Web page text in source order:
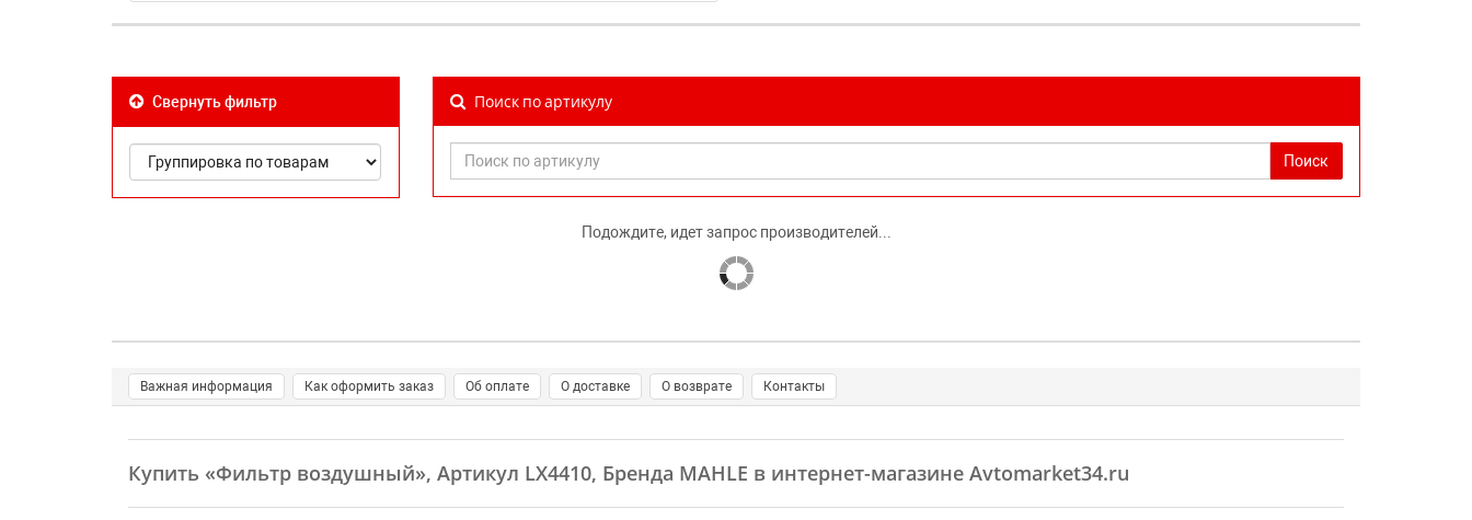
Свернуть фильтр Поиск по артикулу
Поиск
Подождите, идет запрос производителей...
Важная информация Как оформить заказ Об оплате О доставке О возврате Контакты
Купить «Фильтр воздушный», Артикул LX4410, Бренда MAHLE в интернет-магазине Avtomarket34.ru